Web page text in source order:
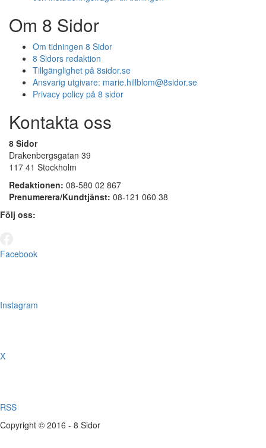
Om 8 Sidor
Om tidningen 8 Sidor
8 Sidors redaktion
Tillgänglighet på 8sidor.se
Ansvarig utgivare: marie.hillblom@8sidor.se
Privacy policy på 8 sidor
Kontakta oss
8 Sidor
Drakenbergsgatan 39
117 41 Stockholm
Redaktionen: 08-580 02 867
Prenumerera/Kundtjänst: 08-121 060 38
Följ oss:
Facebook
Instagram
X
RSS
Copyright © 2016 - 8 Sidor